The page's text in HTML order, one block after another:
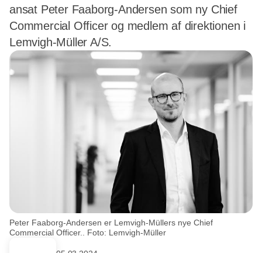
ansat Peter Faaborg-Andersen som ny Chief
Commercial Officer og medlem af direktionen i
Lemvigh-Müller A/S.
Peter Faaborg-Andersen er Lemvigh-Müllers nye Chief
Commercial Officer.. Foto: Lemvigh-Müller